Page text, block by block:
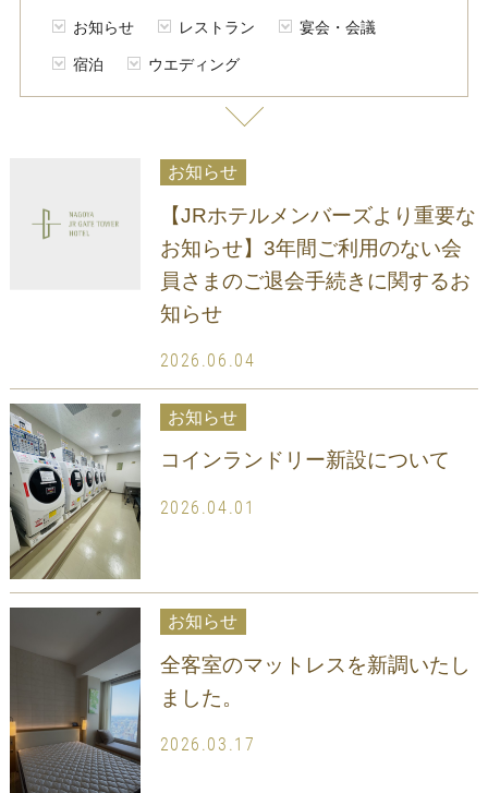
お知らせ レストラン 宴会・会議
宿泊 ウエディング
お知らせ
【JRホテルメンバーズより重要な
お知らせ】3年間ご利用のない会
員さまのご退会手続きに関するお
知らせ
2026.06.04
お知らせ
コインランドリー新設について
2026.04.01
お知らせ
全客室のマットレスを新調いたし
ました。
2026.03.17